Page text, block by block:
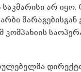
არ იყო.